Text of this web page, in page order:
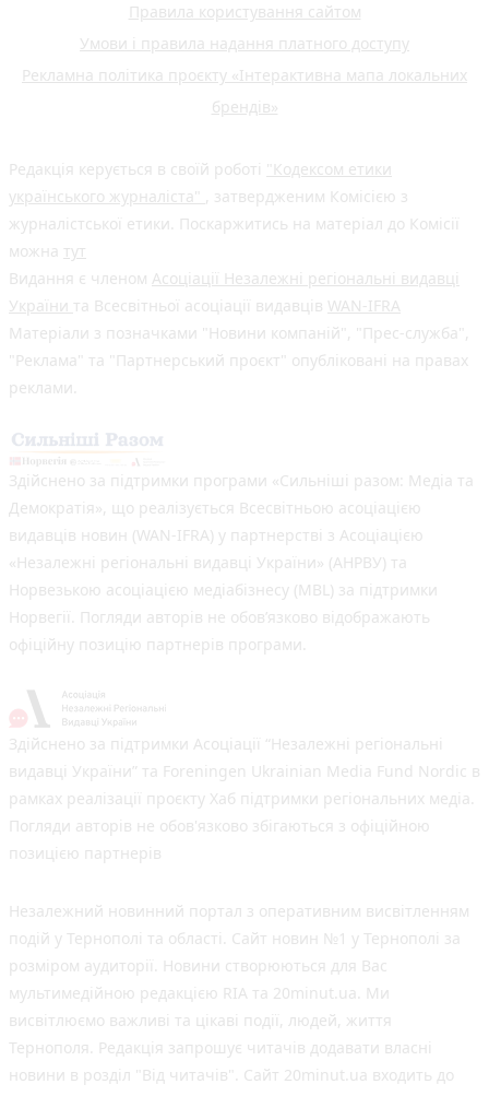
Правила користування сайтом
Умови і правила надання платного доступу
Рекламна політика проєкту «Інтерактивна мапа локальних
брендів»
Редакція керується в своїй роботі "Кодексом етики
українського журналіста" , затвердженим Комісією з
журналістської етики. Поскаржитись на матеріал до Комісії
можна тут
Видання є членом Асоціації Незалежні регіональні видавці
України та Всесвітньої асоціації видавців WAN-IFRA
Матеріали з позначками "Новини компаній", "Прес-служба",
"Реклама" та "Партнерський проєкт" опубліковані на правах
реклами.
Здійснено за підтримки програми «Сильніші разом: Медіа та
Демократія», що реалізується Всесвітньою асоціацією
видавців новин (WAN-IFRA) у партнерстві з Асоціацією
«Незалежні регіональні видавці України» (АНРВУ) та
Норвезькою асоціацією медіабізнесу (MBL) за підтримки
Норвегії. Погляди авторів не обов’язково відображають
офіційну позицію партнерів програми.
Здійснено за підтримки Асоціації “Незалежні регіональні
видавці України” та Foreningen Ukrainian Media Fund Nordic в
рамках реалізації проєкту Хаб підтримки регіональних медіа.
Погляди авторів не обов'язково збігаються з офіційною
позицією партнерів
Незалежний новинний портал з оперативним висвітленням
подій у Тернополі та області. Сайт новин №1 у Тернополі за
розміром аудиторії. Новини створюються для Вас
мультимедійною редакцією RIA та 20minut.ua. Ми
висвітлюємо важливі та цікаві події, людей, життя
Тернополя. Редакція запрошує читачів додавати власні
новини в розділ "Від читачів". Сайт 20minut.ua входить до